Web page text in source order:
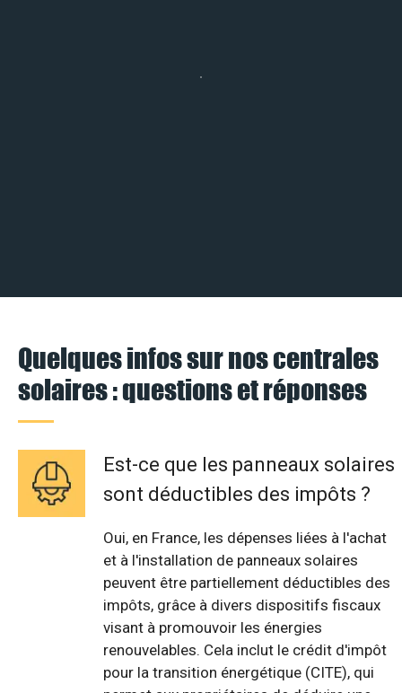
Quelques infos sur nos centrales
solaires : questions et réponses
Est-ce que les panneaux solaires
sont déductibles des impôts ?
Oui, en France, les dépenses liées à l'achat
et à l'installation de panneaux solaires
peuvent être partiellement déductibles des
impôts, grâce à divers dispositifs fiscaux
visant à promouvoir les énergies
renouvelables. Cela inclut le crédit d'impôt
pour la transition énergétique (CITE), qui